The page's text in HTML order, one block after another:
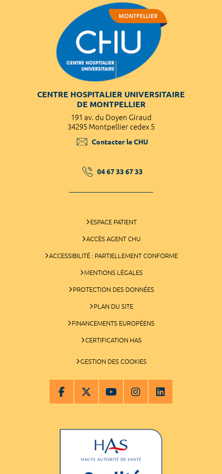
CENTRE HOSPITALIER UNIVERSITAIRE
DE MONTPELLIER
191 av. du Doyen Giraud
34295 Montpellier cedex 5
Contacter le CHU
04 67 33 67 33
ESPACE PATIENT
ACCÈS AGENT CHU
ACCESSIBILITÉ : PARTIELLEMENT CONFORME
MENTIONS LÉGALES
PROTECTION DES DONNÉES
PLAN DU SITE
FINANCEMENTS EUROPÉENS
CERTIFICATION HAS
GESTION DES COOKIES